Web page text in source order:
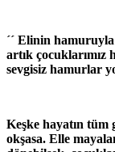
´´ Elinin
artık
sevgisiz hamurlar
Keşke hayatın tüm
okşasa. Elle